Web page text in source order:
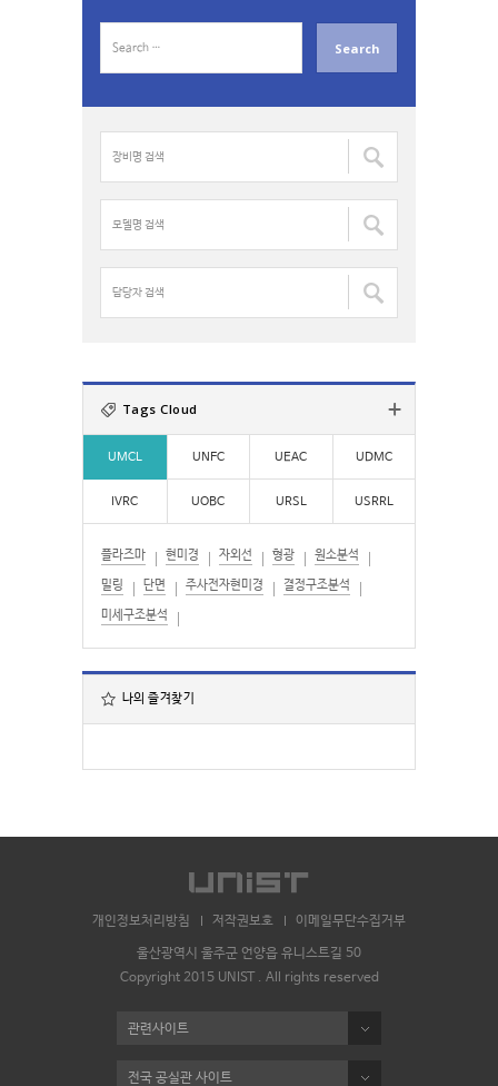
a
명
색
:
델
명
:자
:
Tags Cloud
UMCL UNFC UEAC UDMC
IVRC UOBC URSL USRRL
플라즈마 현미경 자외선 형광 원소분석
밀링 단면 주사전자현미경 결정구조분석
미세구조분석
나의 즐겨찾기
개인정보처리방침 저작권보호 이메일무단수집거부
울산광역시 울주군 언양읍 유니스트길 50
Copyright 2015 UNIST . All rights reserved
관련사이트
전국 공실관 사이트